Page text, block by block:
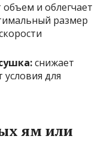
и облегчает
размер
снижает
условия для
ям или